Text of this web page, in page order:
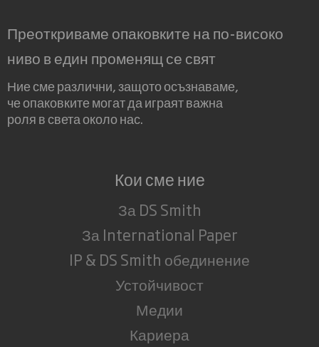
Преоткриваме опаковките на по-високо
ниво в един променящ се свят
Ние сме различни, защото осъзнаваме,
че опаковките могат да играят важна
роля в света около нас.
Кои сме ние
За DS Smith
За International Paper
IP & DS Smith обединение
Устойчивост
Медии
Кариера